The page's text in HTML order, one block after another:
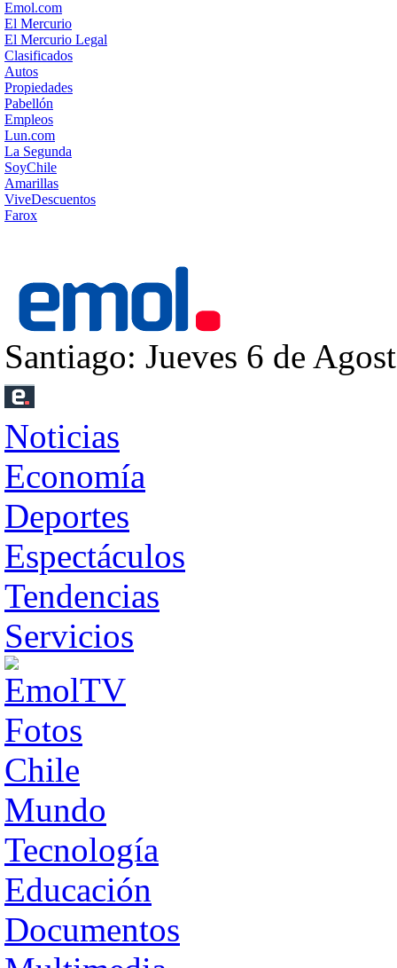
Emol.com
El Mercurio
El Mercurio Legal
Clasificados
Autos
Propiedades
Pabellón
Empleos
Lun.com
La Segunda
SoyChile
Amarillas
ViveDescuentos
Farox
Santiago: Jueves 6 de
Noticias
Economía
Deportes
Espectáculos
Tendencias
Servicios
Fotos
Chile
Mundo
Tecnología
Educación
Documentos